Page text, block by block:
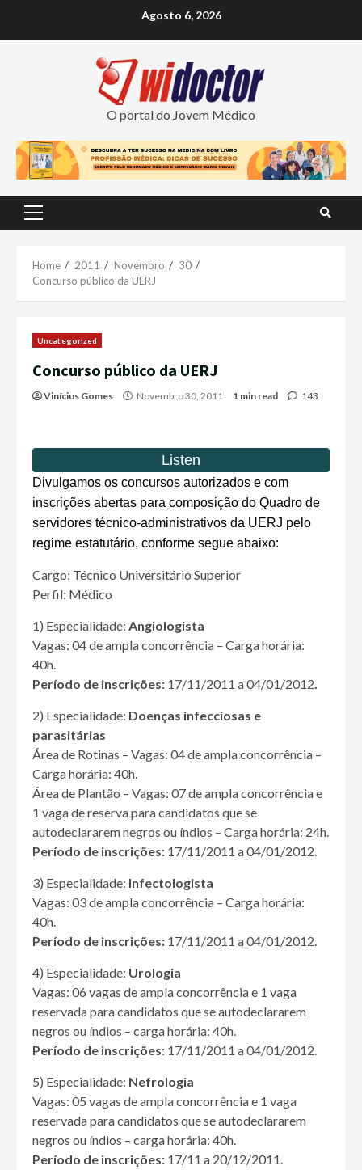
Agosto 6, 2026
O portal do Jovem Médico
Primary
Home 2011 Novembro
30
Concurso público da UERJ
Uncategorized
Concurso público da UERJ
Vinícius Gomes Novembro 30, 2011 1 min read 143
Divulgamos os concursos autorizados e com
inscrições abertas para composição do Quadro de
servidores técnico-administrativos da UERJ pelo
regime estatutário, conforme segue abaixo:
Cargo: Técnico Universitário Superior
Perfil: Médico
1) Especialidade: Angiologista
Vagas: 04 de ampla concorrência – Carga horária:
40h.
Período de inscrições: 17/11/2011 a 04/01/2012.
2) Especialidade: Doenças infecciosas e
parasitárias
Área de Rotinas – Vagas: 04 de ampla concorrência –
Carga horária: 40h.
Área de Plantão – Vagas: 07 de ampla concorrência e
1 vaga de reserva para candidatos que se
autodeclararem negros ou índios – Carga horária: 24h.
Período de inscrições: 17/11/2011 a 04/01/2012.
3) Especialidade: Infectologista
Vagas: 03 de ampla concorrência – Carga horária:
40h.
Período de inscrições: 17/11/2011 a 04/01/2012.
4) Especialidade: Urologia
Vagas: 06 vagas de ampla concorrência e 1 vaga
reservada para candidatos que se autodeclararem
negros ou índios – carga horária: 40h.
Período de inscrições: 17/11/2011 a 04/01/2012.
5) Especialidade: Nefrologia
Vagas: 05 vagas de ampla concorrência e 1 vaga
reservada para candidatos que se autodeclararem
negros ou índios – carga horária: 40h.
Período de inscrições: 17/11 a 20/12/2011.